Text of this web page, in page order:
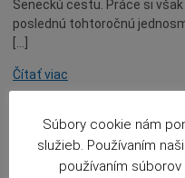
Seneckú cestu. Práce si
poslednú tohtoročnú
Čítať viac
Zmeny v
okolí SOŠ
Súbory cookie nám
služieb. Používaním
používaním súborov